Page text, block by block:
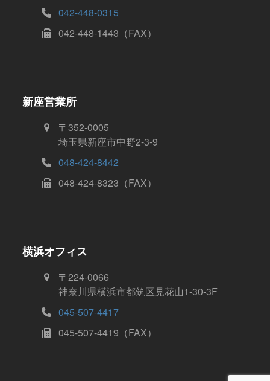
042-448-0315
042-448-1443（FAX）
新座営業所
〒352-0005
埼玉県新座市中野2-3-9
048-424-8442
048-424-8323（FAX）
横浜オフィス
〒224-0066
神奈川県横浜市都筑区見花山1-30-3F
045-507-4417
045-507-4419（FAX）